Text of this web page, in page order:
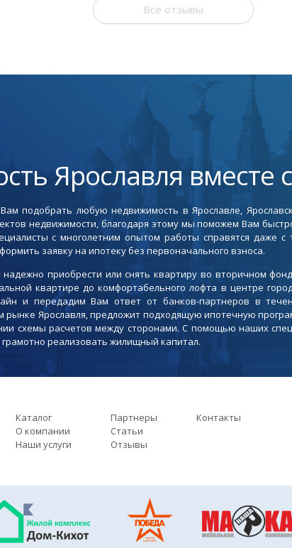
Все отзывы
Ярославля вместе
подобрать любую недвижимость в Ярославле,
недвижимости, благодаря этому мы поможем Вам
с многолетним опытом работы справятся даже с
заявку на ипотеку без первоначального взноса.
надежно приобрести или снять квартиру во вторичном
квартире до комфортабельного лофта в центре
и передадим Вам ответ от банков-партнеров в
Ярославля, предложит подходящую ипотечную
схемы расчетов между сторонами. С помощью наших
реализовать жилищный капитал.
Каталог
О компании
Наши услуги
Партнеры
Статьи
Отзывы
Контакты